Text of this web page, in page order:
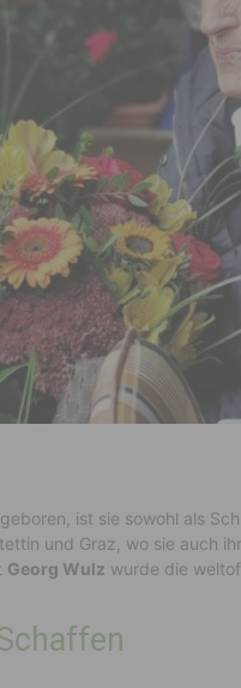
ist sie sowohl als
und Graz, wo sie auch
Georg Wulz wurde die